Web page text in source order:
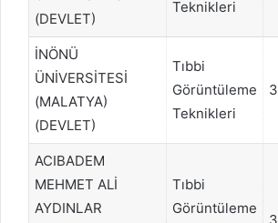
(DEVLET)
Teknikleri
İNÖNÜ
ÜNİVERSİTESİ
(MALATYA)
(DEVLET)
Tıbbi
Görüntüleme
Teknikleri
ACIBADEM
MEHMET ALİ
AYDINLAR
Tıbbi
Görüntüleme